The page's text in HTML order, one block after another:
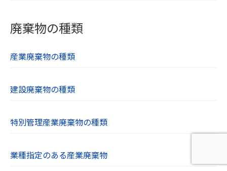
廃棄物の種類
産業廃棄物の種類
建設廃棄物の種類
特別管理産業廃棄物の種類
業種指定のある産業廃棄物